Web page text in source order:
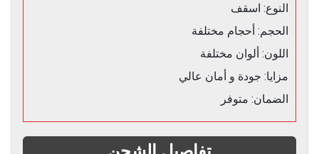
النوع: اسقف
الحجم: أحجام مختلفة
اللون: ألوان مختلفة
مزايا: جودة و أمان عالي
الضمان: متوفر